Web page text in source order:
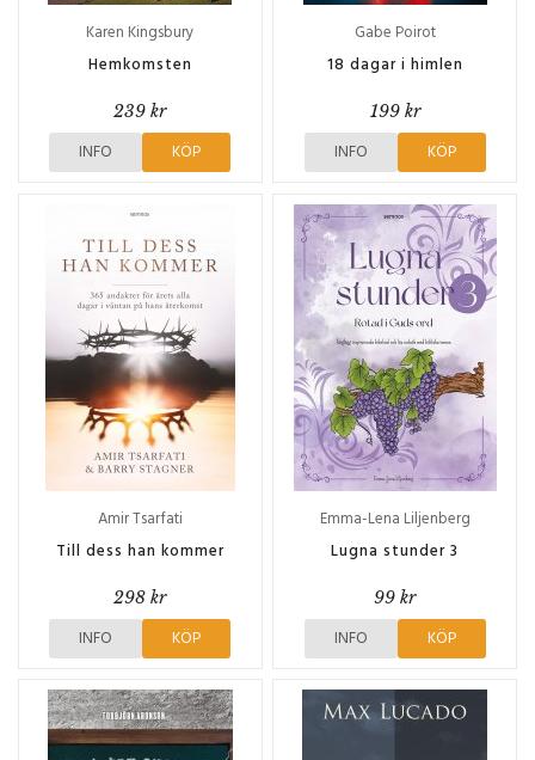
Karen Kingsbury
Hemkomsten
239 kr
INFO KÖP
Gabe Poirot
18 dagar i himlen
199 kr
INFO KÖP
Amir Tsarfati
Till dess han kommer
298 kr
INFO KÖP
Emma-Lena Liljenberg
Lugna stunder 3
99 kr
INFO KÖP